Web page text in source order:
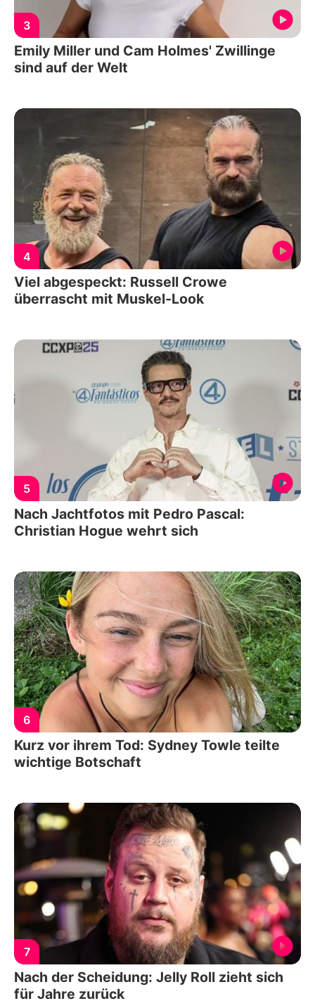
3
Emily Miller und Cam Holmes' Zwillinge
sind auf der Welt
4
Viel abgespeckt: Russell Crowe
überrascht mit Muskel-Look
5
Nach Jachtfotos mit Pedro Pascal:
Christian Hogue wehrt sich
6
Kurz vor ihrem Tod: Sydney Towle teilte
wichtige Botschaft
7
Nach der Scheidung: Jelly Roll zieht sich
für Jahre zurück